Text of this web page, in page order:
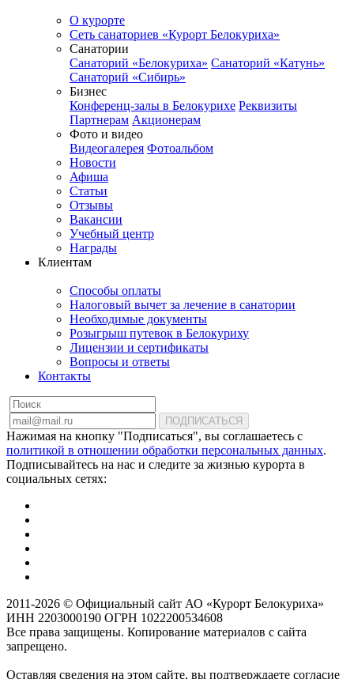
О курорте
Сеть санаториев «Курорт Белокуриха»
Санатории
Санаторий «Белокуриха» Санаторий «Катунь»
Санаторий «Сибирь»
Бизнес
Конференц-залы в Белокурихе Реквизиты
Партнерам Акционерам
Фото и видео
Видеогалерея Фотоальбом
Новости
Афиша
Статьи
Отзывы
Вакансии
Учебный центр
Награды
Клиентам
Способы оплаты
Налоговый вычет за лечение в санатории
Необходимые документы
Розыгрыш путевок в Белокуриху
Лицензии и сертификаты
Вопросы и ответы
Контакты
ПОДПИСАТЬСЯ
Нажимая на кнопку "Подписаться", вы соглашаетесь с
политикой в отношении обработки персональных данных.
Подписывайтесь на нас и следите за жизнью курорта в
социальных сетях:
2011-2026 © Официальный сайт АО «Курорт Белокуриха»
ИНН 2203000190 ОГРН 1022200534608
Все права защищены. Копирование материалов с сайта
запрещено.
Оставляя сведения на этом сайте, вы подтверждаете согласие